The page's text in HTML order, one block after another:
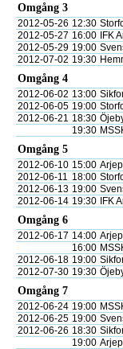
Omgång 3
2012-05-26 12:30
2012-05-27 16:00 IFK
2012-05-29 19:00
2012-07-02 19:30
Omgång 4
2012-06-02 13:00
2012-06-05 19:00
2012-06-21 18:30
19:30
Omgång 5
2012-06-10 15:00
2012-06-11 18:00
2012-06-13 19:00
2012-06-14 19:30 IFK
Omgång 6
2012-06-17 14:00
16:00
2012-06-18 19:00
2012-07-30 19:30
Omgång 7
2012-06-24 19:00
2012-06-25 19:00
2012-06-26 18:30
19:00